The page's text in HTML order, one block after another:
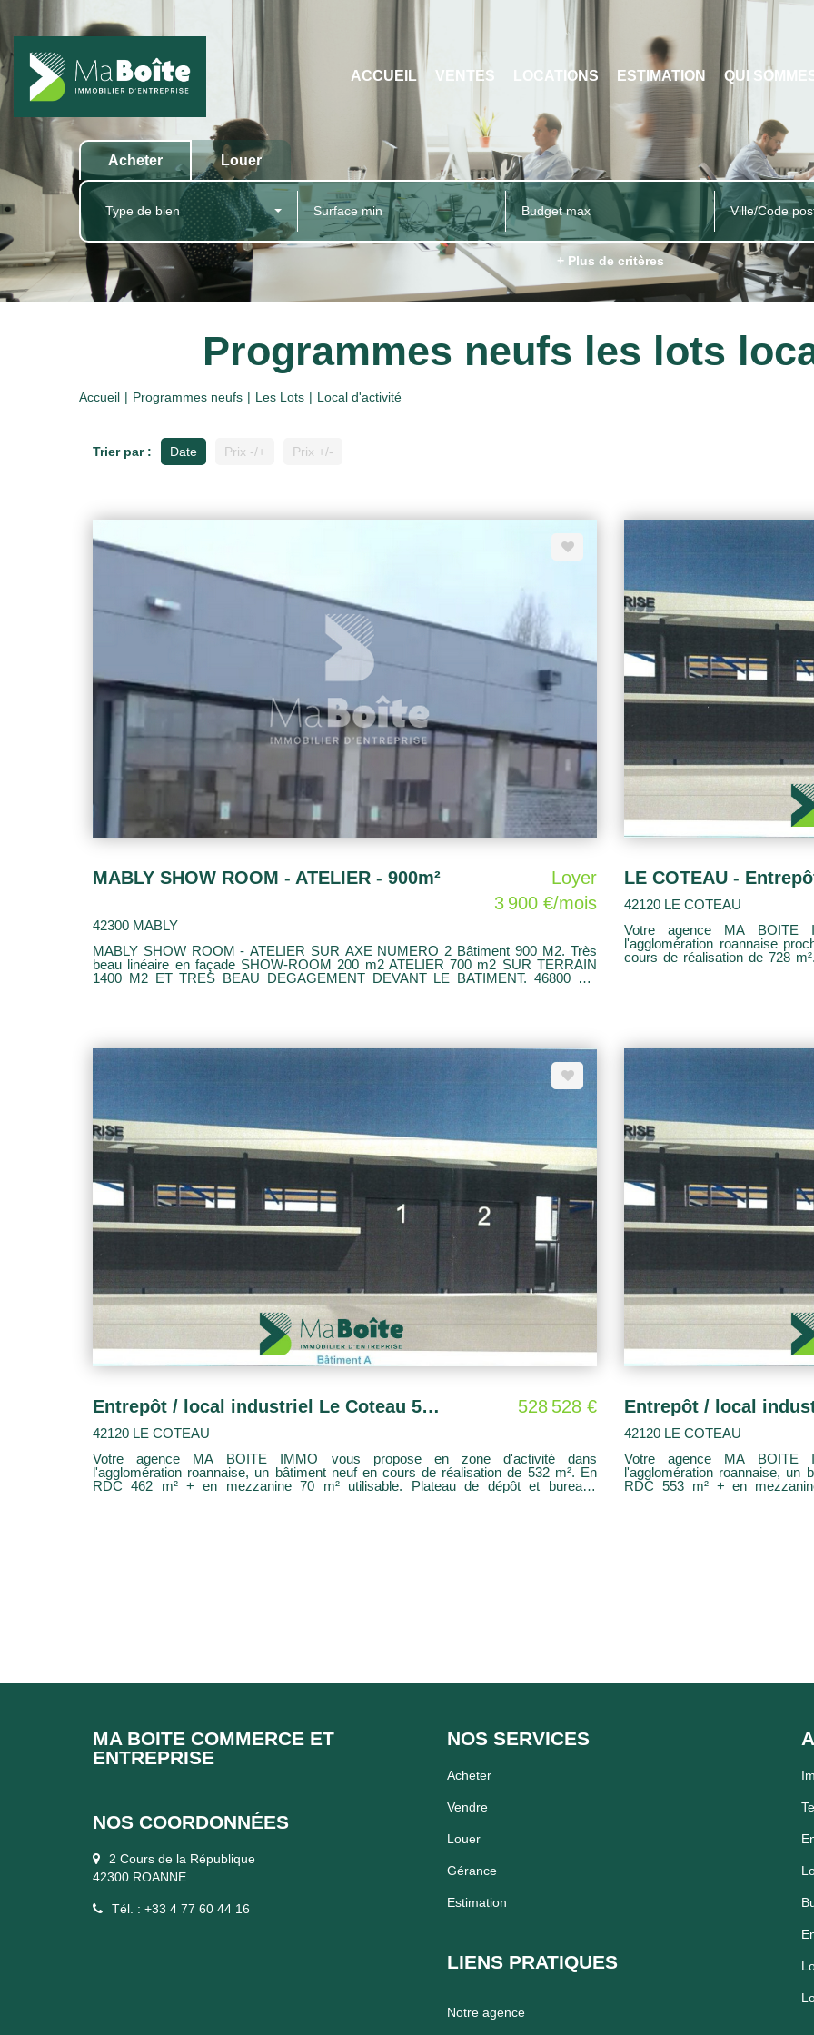
ACCUEIL VENTES LOCATIONS ESTIMATION QUI
Acheter Louer
Type de bien Ville/Code
+ Plus de critères
Programmes neufs les lots
Accueil Programmes neufs Les Lots Local d'activité
Trier par : Date Prix -/+ Prix +/-
MABLY SHOW ROOM - ATELIER - 900m²
Loyer
3 900 €/mois
42300 MABLY
MABLY SHOW ROOM - ATELIER SUR AXE NUMERO 2 Bâtiment 900 M2. Très
beau linéaire en façade SHOW-ROOM 200 m2 ATELIER 700 m2 SUR TERRAIN
1400 M2 ET TRES BEAU DEGAGEMENT DEVANT LE BATIMENT. 46800 EU
42120 LE COTEAU
Votre agence MA BOITE
l'agglomération roannaise
cours de réalisation de 728 m². En
Entrepôt / local industriel Le Coteau 532 m2 528 528 €
42120 LE COTEAU
Votre agence MA BOITE IMMO vous propose en zone d'activité dans
l'agglomération roannaise, un bâtiment neuf en cours de réalisation de 532 m². En
RDC 462 m² + en mezzanine 70 m² utilisable. Plateau de dépôt et bureaux
42120 LE COTEAU
Votre agence MA BOITE
l'agglomération roannaise, un
RDC 553 m² + en mezzanine 100 m² utilisable. Plateau de dépôt et
MA BOITE COMMERCE ET
ENTREPRISE
NOS COORDONNÉES
2 Cours de la République
42300 ROANNE
Tél. : +33 4 77 60 44 16
NOS SERVICES
Acheter
Vendre
Louer
Gérance
Estimation
LIENS PRATIQUES
Notre agence